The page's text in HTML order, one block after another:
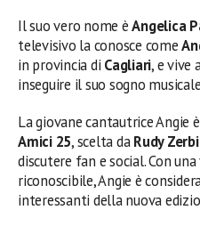
Il suo vero nome èAngelica
televisivo la conosce come
in provincia di Cagliari, e vive
inseguire il suo sogno
La giovane cantautrice Angie
Amici 25, scelta daRudy Zerbi
discutere fan e social. Con
riconoscibile, Angie è
interessanti della nuova